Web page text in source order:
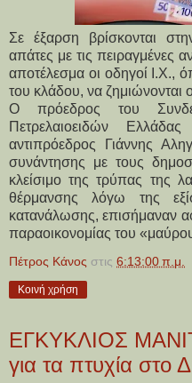
Σε έξαρση βρίσκονται
απάτες με τις πειραγμένες
αποτέλεσμα οι οδηγοί Ι.Χ.,
του κλάδου, να ζημιώνονται
Ο πρόεδρος του
Πετρελαιοειδών
αντιπρόεδρος Γιάννης
συνάντησης με τους
κλείσιμο της τρύπας της
θέρμανσης λόγω της
κατανάλωσης, επισήμαναν
παραοικονομίας του
Πέτρος Κάνος στις 6:13:00 π.μ.
Κοινή χρήση
ΕΓΚΥΚΛΙΟΣ
για τα πτυχία στο